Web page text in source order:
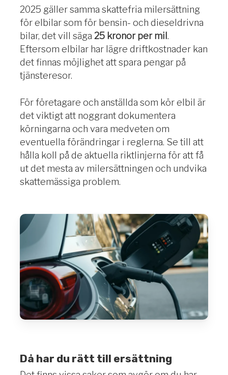
2025 gäller samma skattefria milersättning
för elbilar som för bensin- och dieseldrivna
bilar, det vill säga 25 kronor per mil.
Eftersom elbilar har lägre driftkostnader kan
det finnas möjlighet att spara pengar på
tjänsteresor.
För företagare och anställda som kör elbil är
det viktigt att noggrant dokumentera
körningarna och vara medveten om
eventuella förändringar i reglerna. Se till att
hålla koll på de aktuella riktlinjerna för att få
ut det mesta av milersättningen och undvika
skattemässiga problem.
Då har du rätt till ersättning